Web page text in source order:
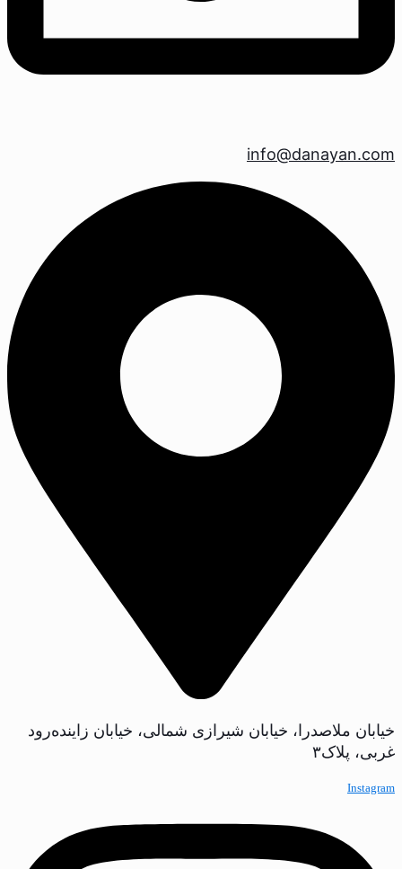
info@danayan.com
خیابان ملاصدرا، خیابان شیرازی شمالی، خیابان زاینده‌رود
غربی، پلاک‌۳
Instagram